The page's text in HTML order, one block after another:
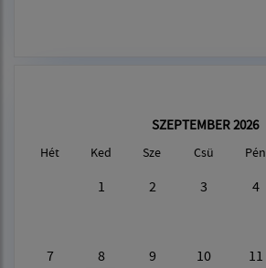
SZEPTEMBER 2026
Hét Ked Sze Csü Pén
1 2 3 4
7 8 9 10 11